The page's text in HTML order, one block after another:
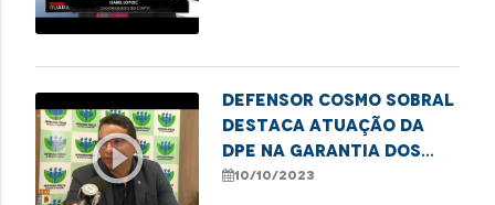
play_circle_outline
Defensor Cosmo Sobral
destaca atuação da
DPE na garantia dos
direitos das pessoas
10/10/2023